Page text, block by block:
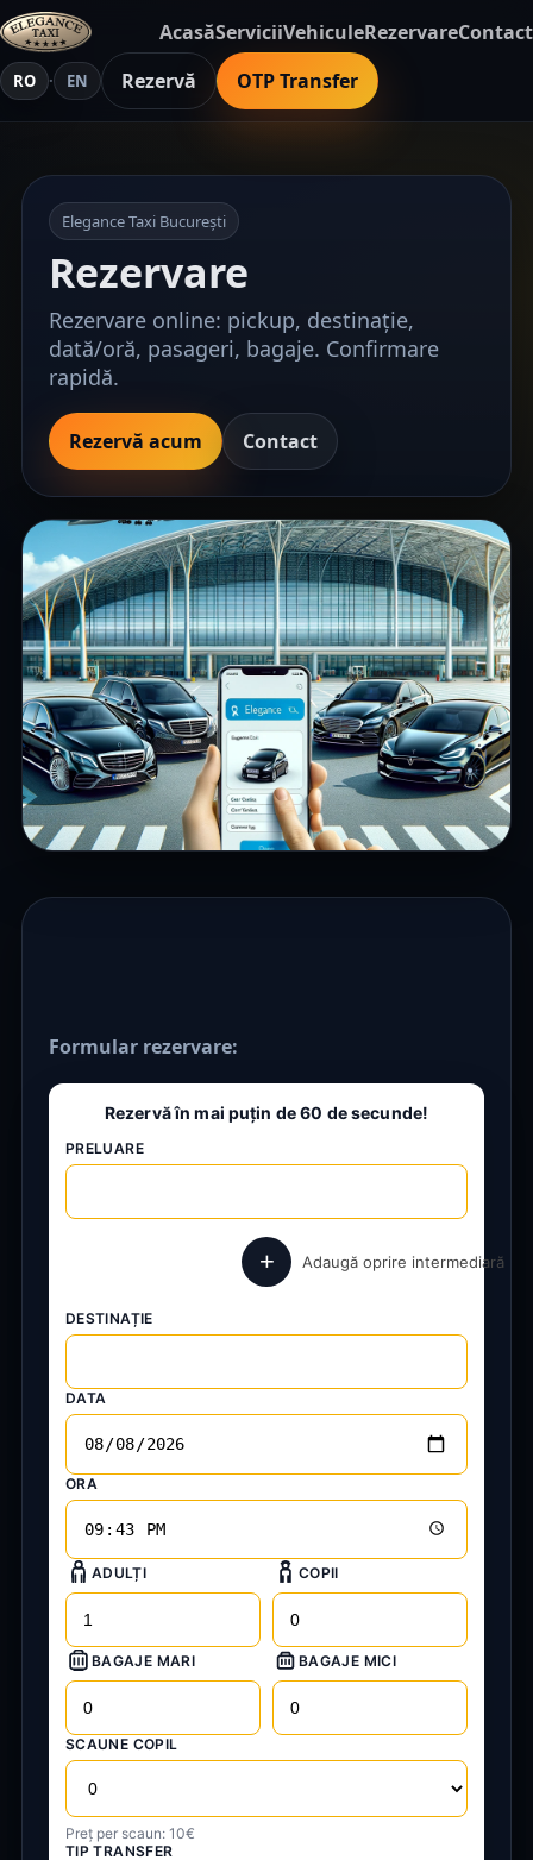
AcasăServiciiVehiculeRezervareContact
RO · EN Rezervă OTP Transfer
Elegance Taxi București
Rezervare
Rezervare online: pickup, destinație,
dată/oră, pasageri, bagaje. Confirmare
rapidă.
Rezervă acum Contact
Formular rezervare:
Rezervă în mai puțin de 60 de secunde!
PRELUARE
+ Adaugă oprire intermediară
DESTINAȚIE
DATA
ORA
ADULȚI COPII
BAGAJE MARI BAGAJE MICI
SCAUNE COPIL
Preț per scaun: 10€
TIP TRANSFER